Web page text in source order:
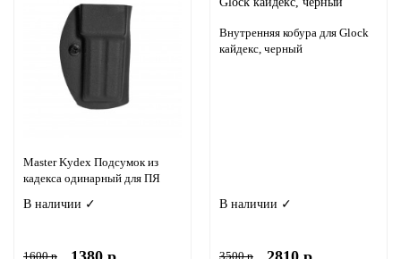
Master Kydex Подсумок из
кадекса одинарный для ПЯ
В наличии ✓
1600 р
Внутренняя кобура для Glock
кайдекс, черный
В наличии ✓
3500 р